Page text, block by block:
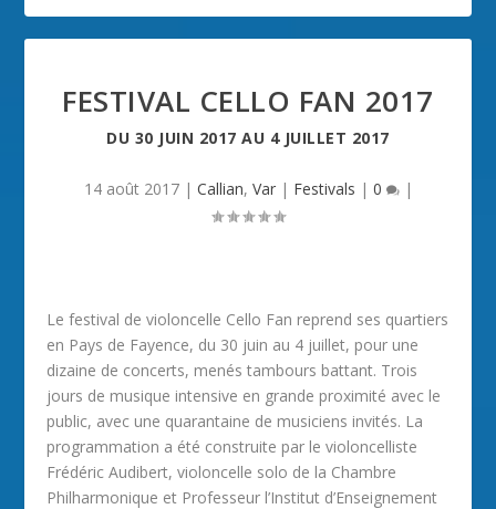
FESTIVAL CELLO FAN 2017
DU 30 JUIN 2017 AU 4 JUILLET 2017
14 août 2017| Callian, Var| Festivals | 0 |
Le festival de violoncelle Cello Fan reprend ses quartiers
en Pays de Fayence, du 30 juin au 4 juillet, pour une
dizaine de concerts, menés tambours battant. Trois
jours de musique intensive en grande proximité avec le
public, avec une quarantaine de musiciens invités. La
programmation a été construite par le violoncelliste
Frédéric Audibert, violoncelle solo de la Chambre
Philharmonique et Professeur l’Institut d’Enseignement